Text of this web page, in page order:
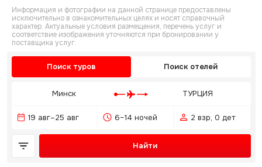
Информация и фотографии на данной странице предоставлены
исключительно в ознакомительных целях и носят справочный
характер. Актуальные условия размещения, перечень услуг и
соответствие изображения уточняются при бронировании у
поставщика услуг.
Поиск туров Поиск отелей
Минск ТУРЦИЯ
19 авг–25 авг 6–14 ночей 2 взр, 0 дет
Найти